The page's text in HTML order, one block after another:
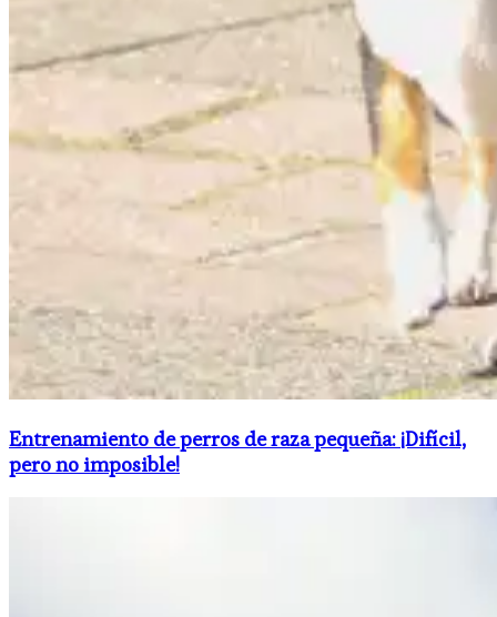
Entrenamiento de perros de raza pequeña: ¡Difícil,
pero no imposible!